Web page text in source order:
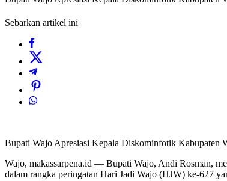
Sebarkan artikel ini
Bupati Wajo Apresiasi Kepala Diskominfotik Kabupaten
Wajo, makassarpena.id — Bupati Wajo, Andi Rosman,
dalam rangka peringatan Hari Jadi Wajo (HJW) ke-627